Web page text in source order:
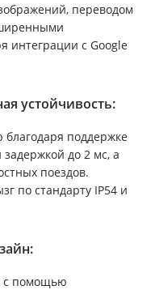
переводом
интеграции с Google
устойчивость:
благодаря поддержке
до 2 мс, а
поездов.
по стандарту IP54 и
с помощью